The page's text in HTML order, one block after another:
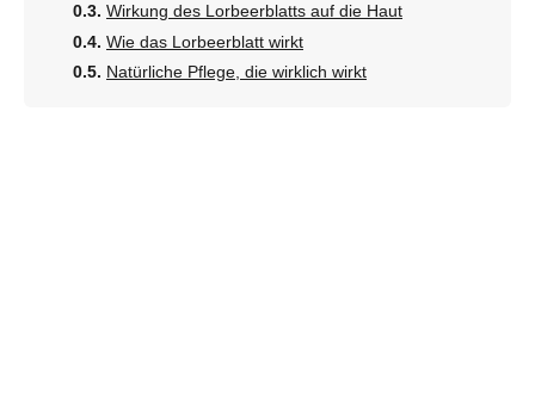
Wirkung des Lorbeerblatts auf die Haut
Wie das Lorbeerblatt wirkt
Natürliche Pflege, die wirklich wirkt